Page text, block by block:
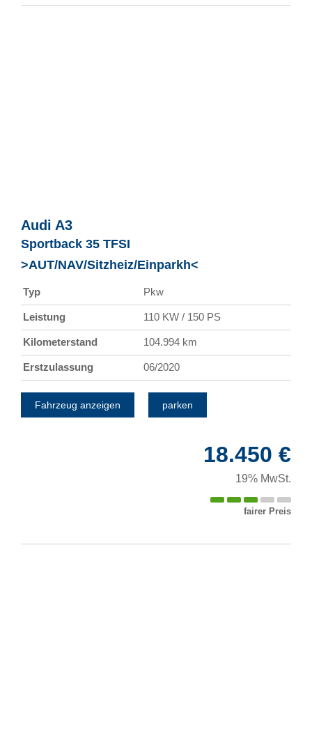
Audi A3
Sportback 35 TFSI
>AUT/NAV/Sitzheiz/Einparkh<
Typ Pkw
Leistung 110 KW / 150 PS
Kilometerstand 104.994 km
Erstzulassung 06/2020
Fahrzeug anzeigen parken
18.450 €
19% MwSt.
fairer Preis